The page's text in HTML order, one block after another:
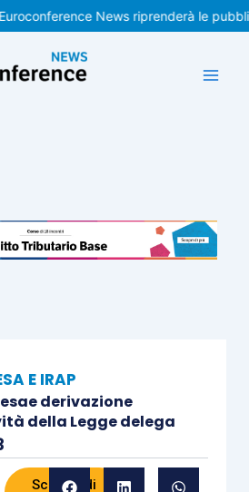
News riprenderà le
E IRAP
derivazione
della Legge delega
Scheda di